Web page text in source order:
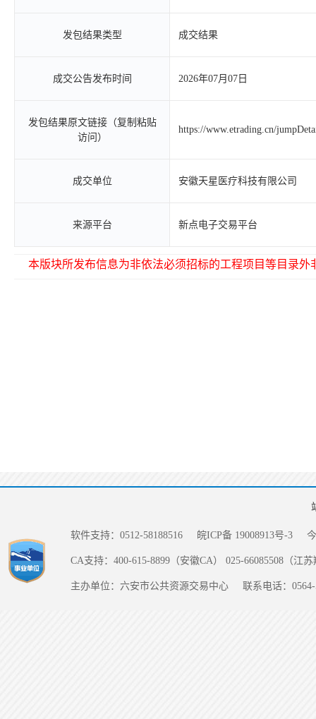
发包结果类型 成交结果
成交公告发布时间 2026年07月07日
发包结果原文链接（复制粘贴
访问）
https://www.etrading.cn/
成交单位 安徽天星医疗科技有限公司
来源平台 新点电子交易平台
本版块所发布信息为非依法必须招标的工程项目等目录
软件支持：0512-58188516 皖ICP备 19008913号-3
CA支持：400-615-8899（安徽CA） 025-66085508（江
主办单位：六安市公共资源交易中心 联系电话：0564-